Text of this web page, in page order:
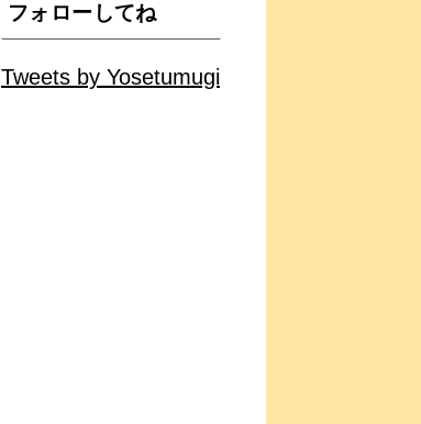
フォローしてね
Tweets by Yosetumugi